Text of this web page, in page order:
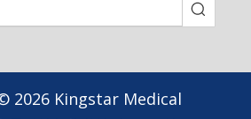
2026 Kingstar Medical